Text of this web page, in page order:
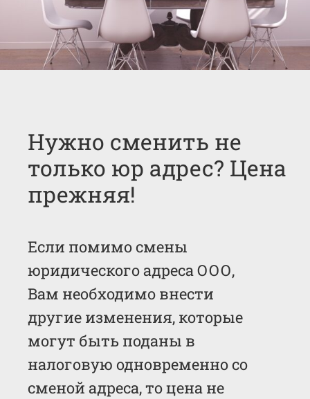
Нужно сменить не
только юр адрес? Цена
прежняя!
Если помимо смены
юридического адреса ООО,
Вам необходимо внести
другие изменения, которые
могут быть поданы в
налоговую одновременно со
сменой адреса, то цена не